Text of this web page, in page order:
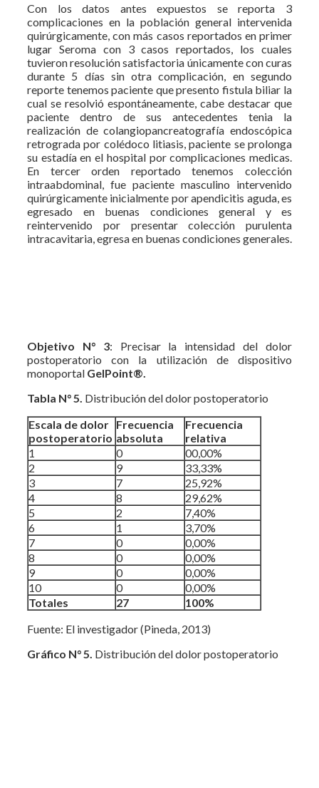
Con los datos antes expuestos se reporta 3
complicaciones en la población general intervenida
quirúrgicamente, con más casos reportados en primer
lugar Seroma con 3 casos reportados, los cuales
tuvieron resolución satisfactoria únicamente con curas
durante 5 días sin otra complicación, en segundo
reporte tenemos paciente que presento fistula biliar la
cual se resolvió espontáneamente, cabe destacar que
paciente dentro de sus antecedentes tenia la
realización de colangiopancreatografía endoscópica
retrograda por colédoco litiasis, paciente se prolonga
su estadía en el hospital por complicaciones medicas.
En tercer orden reportado tenemos colección
intraabdominal, fue paciente masculino intervenido
quirúrgicamente inicialmente por apendicitis aguda, es
egresado en buenas condiciones general y es
reintervenido por presentar colección purulenta
intracavitaria, egresa en buenas condiciones generales.
Objetivo N° 3: Precisar la intensidad del dolor
postoperatorio con la utilización de dispositivo
monoportal GelPoint®.
Tabla N° 5. Distribución del dolor postoperatorio
Escala de dolor
postoperatorio
Frecuencia
absoluta
Frecuencia
relativa
1
0
00,00%
2
9
33,33%
3
7
25,92%
4
8
29,62%
5
2
7,40%
6
1
3,70%
7
0
0,00%
8
0
0,00%
9
0
0,00%
10
0
0,00%
Totales
27
100%
Fuente: El investigador (Pineda, 2013)
Gráfico N° 5. Distribución del dolor postoperatorio